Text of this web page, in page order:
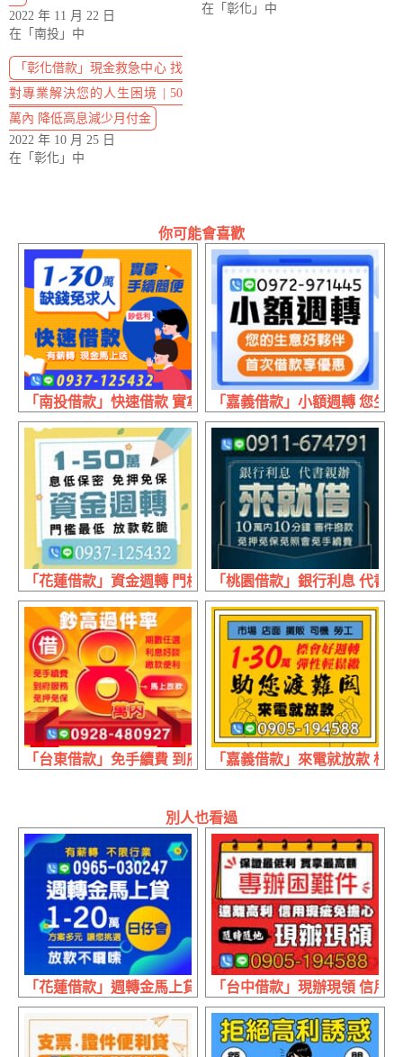
2022 年 11 月 22 日
在「南投」中
在「彰化」中
「彰化借款」現金救急中心 找
對專業解決您的人生困境 | 50
萬內 降低高息減少月付金
2022 年 10 月 25 日
在「彰化」中
你可能會喜歡
「南投借款」快速借款 實拿手續簡便 | 1~30萬內 有薪轉現
「嘉義借款」小額週轉 您生
「花蓮借款」資金週轉 門檻最低放款乾脆 | 1~50萬 息低保
「桃園借款」銀行利息 代書
「台東借款」免手續費 到府服務 | 8萬內 期數任選利息好談
「嘉義借款」來電就放款 標
別人也看過
「花蓮借款」週轉金馬上貸 放款不囉嗦 | 1~20萬 有薪轉不
「台中借款」現辦現領 信用